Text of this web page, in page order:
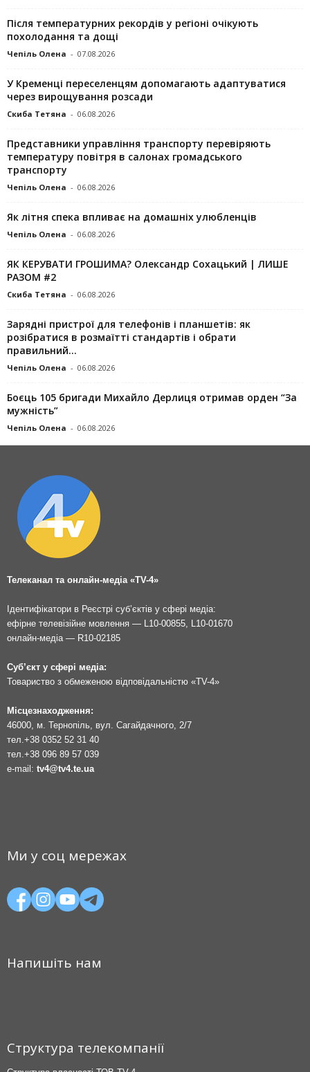
Після температурних рекордів у регіоні очікують
похолодання та дощі
Чепіль Олена - 07.08.2026
У Кременці переселенцям допомагають адаптуватися
через вирощування розсади
Скиба Тетяна - 06.08.2026
Представники управління транспорту перевіряють
температуру повітря в салонах громадського
транспорту
Чепіль Олена - 06.08.2026
Як літня спека впливає на домашніх улюбленців
Чепіль Олена - 06.08.2026
ЯК КЕРУВАТИ ГРОШИМА? Олександр Сохацький | ЛИШЕ
РАЗОМ #2
Скиба Тетяна - 06.08.2026
Зарядні пристрої для телефонів і планшетів: як
розібратися в розмаїтті стандартів і обрати
правильний...
Чепіль Олена - 06.08.2026
Боєць 105 бригади Михайло Дерлиця отримав орден “За
мужність”
Чепіль Олена - 06.08.2026
Телеканал та онлайн-медіа «TV-4»
Ідентифікатори в Реєстрі суб’єктів у сфері медіа:
ефірне телевізійне мовлення — L10-00855, L10-01670
онлайн-медіа — R10-02185
Суб’єкт у сфері медіа:
Товариство з обмеженою відповідальністю «TV-4»
Місцезнаходження:
46000, м. Тернопіль, вул. Сагайдачного, 2/7
тел. +38 0352 52 31 40
тел. +38 096 89 57 039
e-mail: tv4@tv4.te.ua
Ми у соц мережах
Напишіть нам
Структура телекомпанії